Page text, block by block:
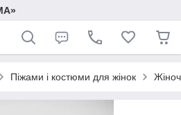
Піжами і костюми для жінок